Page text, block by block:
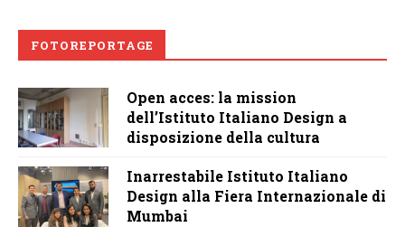
FOTOREPORTAGE
Open acces: la mission
dell’Istituto Italiano Design a
disposizione della cultura
Inarrestabile Istituto Italiano
Design alla Fiera Internazionale di
Mumbai